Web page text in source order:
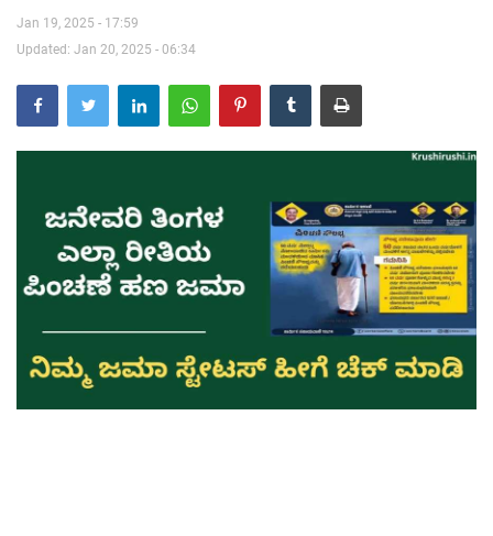
Jan 19, 2025 - 17:59
Updated: Jan 20, 2025 - 06:34